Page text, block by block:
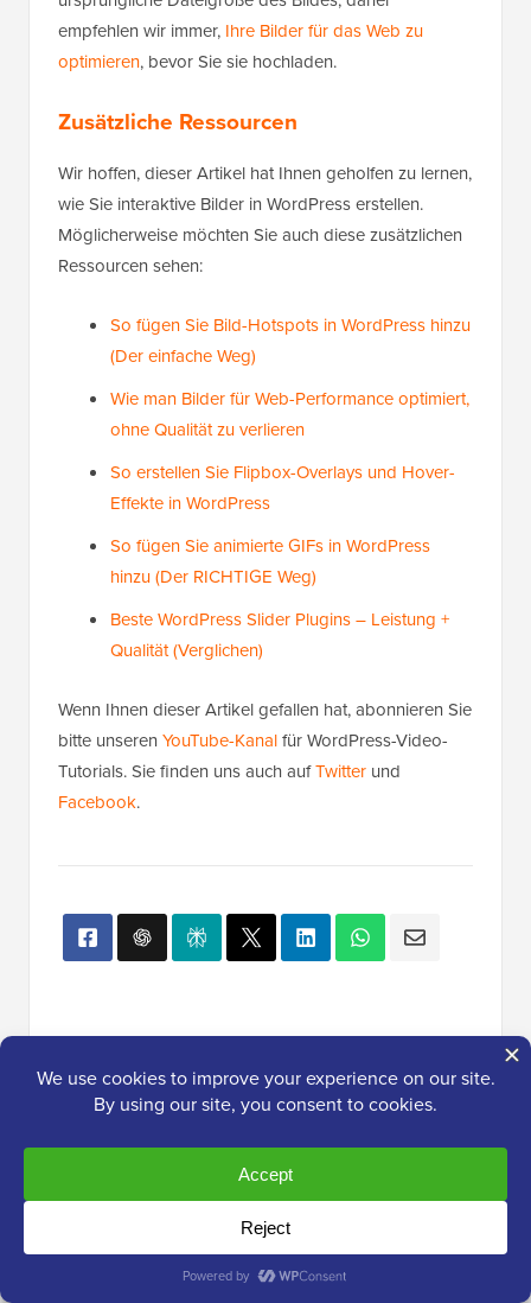
empfehlen wir immer, Ihre Bilder für das Web zu
optimieren, bevor Sie sie hochladen.
Zusätzliche Ressourcen
Wir hoffen, dieser Artikel hat Ihnen geholfen zu lernen,
wie Sie interaktive Bilder in WordPress erstellen.
Möglicherweise möchten Sie auch diese zusätzlichen
Ressourcen sehen:
So fügen Sie Bild-Hotspots in WordPress hinzu
(Der einfache Weg)
Wie man Bilder für Web-Performance optimiert,
ohne Qualität zu verlieren
So erstellen Sie Flipbox-Overlays und Hover-
Effekte in WordPress
So fügen Sie animierte GIFs in WordPress
hinzu (Der RICHTIGE Weg)
Beste WordPress Slider Plugins – Leistung +
Qualität (Verglichen)
Wenn Ihnen dieser Artikel gefallen hat, abonnieren Sie
bitte unseren YouTube-Kanalfür WordPress-Video-
Tutorials. Sie finden uns auch aufTwitter und
Facebook.
in WordPress für Anfänger
Enthüllt: Warum der Aufbau einer E-
Mail-Liste heute so wichtig ist (6
Gründe)